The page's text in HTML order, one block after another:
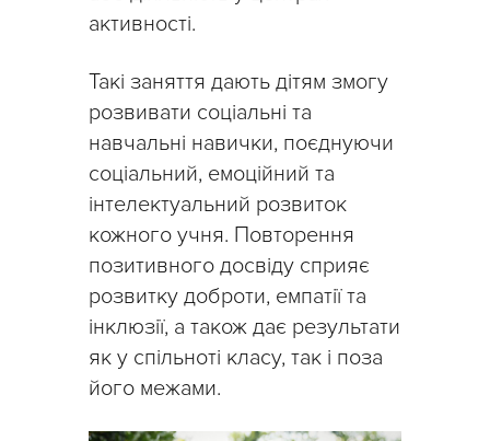
активності.
Такі заняття дають дітям змогу
розвивати соціальні та
навчальні навички, поєднуючи
соціальний, емоційний та
інтелектуальний розвиток
кожного учня. Повторення
позитивного досвіду сприяє
розвитку доброти, емпатії та
інклюзії, а також дає результати
як у спільноті класу, так і поза
його межами.